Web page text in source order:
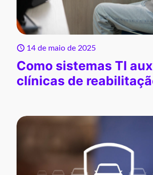
14 de maio de 2025
Como sistemas TI
clínicas de